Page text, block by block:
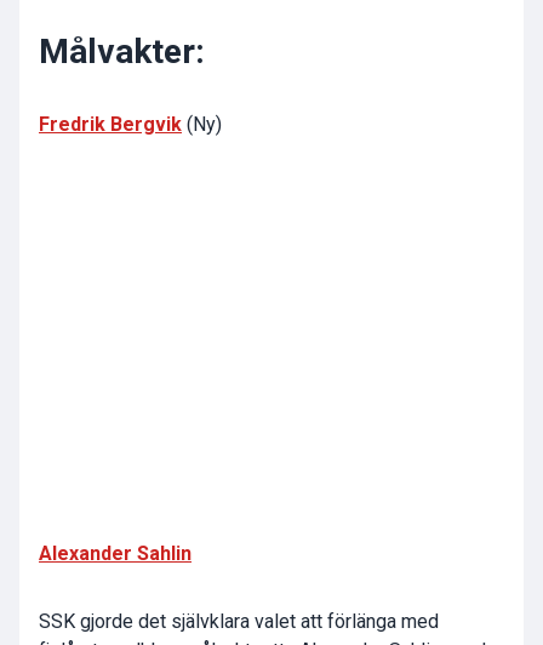
Målvakter:
Fredrik Bergvik (Ny)
Alexander Sahlin
SSK gjorde det självklara valet att förlänga med